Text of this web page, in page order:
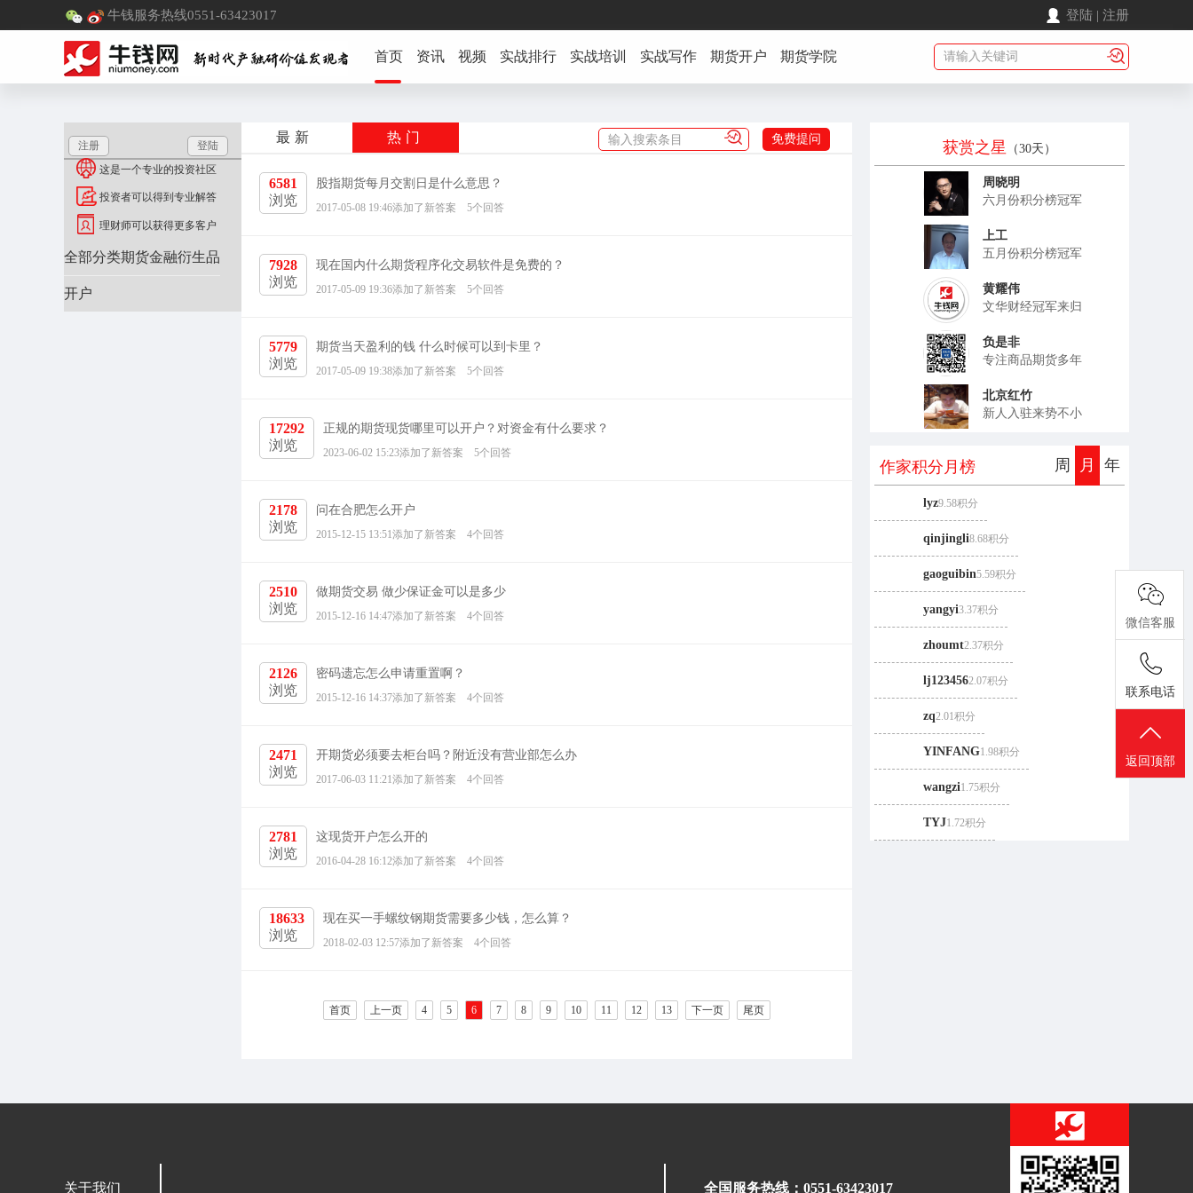
牛钱服务热线0551-63423017 登陆 | 注册
首页 资讯 视频 实战排行 实战培训 实战写作 期货开户 期货学院
注册
登陆
这是一个专业的投资社区
投资者可以得到专业解答
理财师可以获得更多客户
全部分类期货金融衍生品
开户
最新 热门 免费提问
6581
浏览
股指期货每月交割日是什么意思？
2017-05-08 19:46添加了新答案 5个回答
7928
浏览
现在国内什么期货程序化交易软件是免费的？
2017-05-09 19:36添加了新答案 5个回答
5779
浏览
期货当天盈利的钱 什么时候可以到卡里？
2017-05-09 19:38添加了新答案 5个回答
17292
浏览
正规的期货现货哪里可以开户？对资金有什么要求？
2023-06-02 15:23添加了新答案 5个回答
2178
浏览
问在合肥怎么开户
2015-12-15 13:51添加了新答案 4个回答
2510
浏览
做期货交易 做少保证金可以是多少
2015-12-16 14:47添加了新答案 4个回答
2126
浏览
密码遗忘怎么申请重置啊？
2015-12-16 14:37添加了新答案 4个回答
2471
浏览
开期货必须要去柜台吗？附近没有营业部怎么办
2017-06-03 11:21添加了新答案 4个回答
2781
浏览
这现货开户怎么开的
2016-04-28 16:12添加了新答案 4个回答
18633
浏览
现在买一手螺纹钢期货需要多少钱，怎么算？
2018-02-03 12:57添加了新答案 4个回答
首页 上一页 4 5 6 7 8 9 10 11 12 13 下一页 尾页
获赏之星 （30天）
周晓明
六月份积分榜冠军
上工
五月份积分榜冠军
黄耀伟
文华财经冠军来归
负是非
专注商品期货多年
北京红竹
新人入驻来势不小
作家积分 月 榜 周 月 年
lyz9.58积分
qinjingli8.68积分
gaoguibin5.59积分
yangyi3.37积分
zhoumt2.37积分
lj1234562.07积分
zq2.01积分
YINFANG1.98积分
wangzi1.75积分
TYJ1.72积分
关于我们 全国服务热线：0551-63423017
微信客服
联系电话
返回顶部